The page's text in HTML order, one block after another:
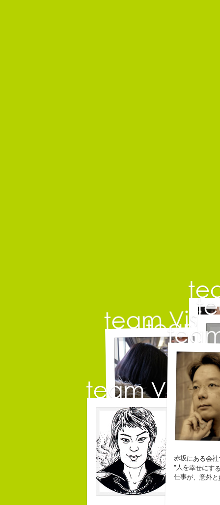
チームVision 事務局
自己紹
こんち
皆から
なぜか
バカだ
小
コピー
なにがしか書いていられるしごとは
幸せでとっても怖いですが、きょ
生きられてる私は幸せなのかもしれ
長崎
３６
みな
江口順
コピーライター
赤坂にある会
"人を幸せにす
仕事が、意外